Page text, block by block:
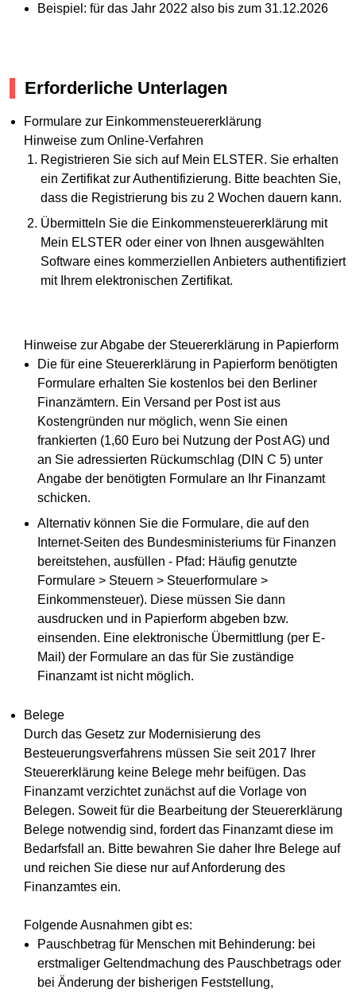
Beispiel: für das Jahr 2022 also bis zum 31.12.2026
Erforderliche Unterlagen
Formulare zur Einkommensteuererklärung
Hinweise zum Online-Verfahren
Registrieren Sie sich auf Mein ELSTER. Sie erhalten
ein Zertifikat zur Authentifizierung. Bitte beachten Sie,
dass die Registrierung bis zu 2 Wochen dauern kann.
Übermitteln Sie die Einkommensteuererklärung mit
Mein ELSTER oder einer von Ihnen ausgewählten
Software eines kommerziellen Anbieters authentifiziert
mit Ihrem elektronischen Zertifikat.
Hinweise zur Abgabe der Steuererklärung in Papierform
Die für eine Steuererklärung in Papierform benötigten
Formulare erhalten Sie kostenlos bei den Berliner
Finanzämtern. Ein Versand per Post ist aus
Kostengründen nur möglich, wenn Sie einen
frankierten (1,60 Euro bei Nutzung der Post AG) und
an Sie adressierten Rückumschlag (DIN C 5) unter
Angabe der benötigten Formulare an Ihr Finanzamt
schicken.
Alternativ können Sie die Formulare, die auf den
Internet-Seiten des Bundesministeriums für Finanzen
bereitstehen, ausfüllen - Pfad: Häufig genutzte
Formulare > Steuern > Steuerformulare >
Einkommensteuer). Diese müssen Sie dann
ausdrucken und in Papierform abgeben bzw.
einsenden. Eine elektronische Übermittlung (per E-
Mail) der Formulare an das für Sie zuständige
Finanzamt ist nicht möglich.
Belege
Durch das Gesetz zur Modernisierung des
Besteuerungsverfahrens müssen Sie seit 2017 Ihrer
Steuererklärung keine Belege mehr beifügen. Das
Finanzamt verzichtet zunächst auf die Vorlage von
Belegen. Soweit für die Bearbeitung der Steuererklärung
Belege notwendig sind, fordert das Finanzamt diese im
Bedarfsfall an. Bitte bewahren Sie daher Ihre Belege auf
und reichen Sie diese nur auf Anforderung des
Finanzamtes ein.
Folgende Ausnahmen gibt es:
Pauschbetrag für Menschen mit Behinderung: bei
erstmaliger Geltendmachung des Pauschbetrags oder
bei Änderung der bisherigen Feststellung,